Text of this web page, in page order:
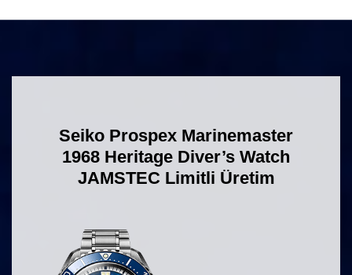
Seiko Prospex Marinemaster
1968 Heritage Diver’s Watch
JAMSTEC Limitli Üretim